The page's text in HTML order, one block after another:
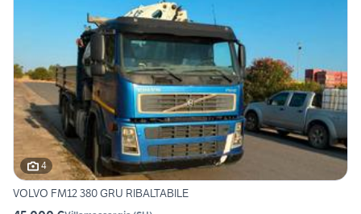
4
VOLVO FM12 380 GRU RIBALTABILE